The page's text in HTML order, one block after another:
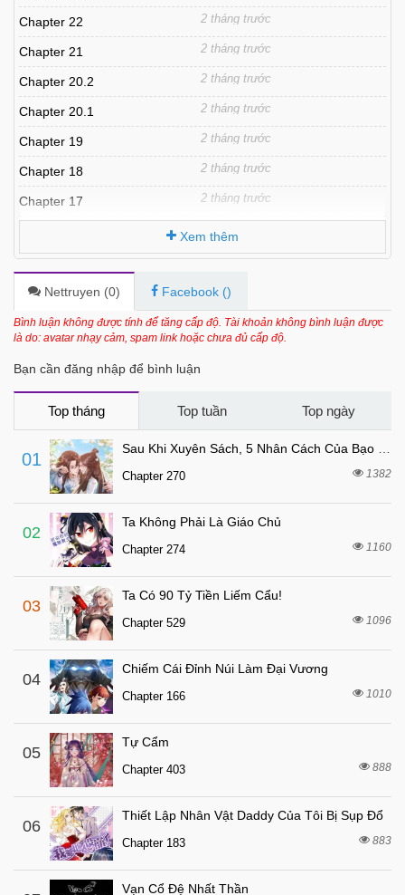
Chapter 22 2 tháng trước
Chapter 21 2 tháng trước
Chapter 20.2 2 tháng trước
Chapter 20.1 2 tháng trước
Chapter 19 2 tháng trước
Chapter 18 2 tháng trước
Chapter 17 2 tháng trước
Chapter 15.2 2 tháng trước
Chapter 15.1 2 tháng trước
Chapter 14 2 tháng trước
2 tháng trước
Chapter 11 2 tháng trước
Chapter 10.5
Chapter 10
Chapter 9
Chapter 8.2 2 tháng trước
Chapter 8.1
Chapter 7.1 2 tháng trước
Chapter 7
Chapter 6 2 tháng trước
Chapter 5 2 tháng trước
Chapter 4
Chapter 3
Chapter 2
Chapter 1 2 tháng trước
Xem thêm
Nettruyen (0) Facebook ()
Bình luận không được tính để tăng cấp độ. Tài khoản không bình luận được
là do: avatar nhạy cảm, spam link hoặc chưa đủ cấp độ.
Bạn cần đăng nhập để bình luận
Top tháng Top tuần Top ngày
01
Chapter 270 1382
02
Ta Không Phải Là Giáo Chủ
Chapter 274 1160
03
Ta Có 90 Tỷ Tiền Liếm Cẩu!
Chapter 529 1096
04
Chiếm Cái Đỉnh Núi Làm Đại Vương
Chapter 166 1010
05
Tự Cẩm
Chapter 403 888
06
Thiết Lập Nhân Vật Daddy Của Tôi Bị Sụp Đổ
Chapter 183 883
Vạn Cổ Đệ Nhất Thần